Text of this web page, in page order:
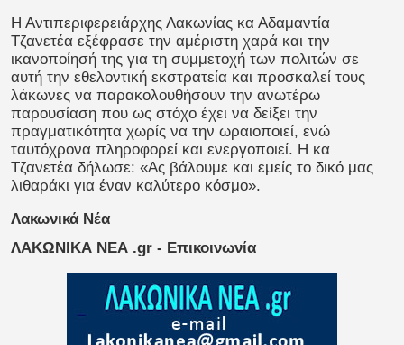
Η Αντιπεριφερειάρχης Λακωνίας κα Αδαμαντία
Τζανετέα εξέφρασε την αμέριστη χαρά και την
ικανοποίησή της για τη συμμετοχή των πολιτών σε
αυτή την εθελοντική εκστρατεία και προσκαλεί τους
λάκωνες να παρακολουθήσουν την ανωτέρω
παρουσίαση που ως στόχο έχει να δείξει την
πραγματικότητα χωρίς να την ωραιοποιεί, ενώ
ταυτόχρονα πληροφορεί και ενεργοποιεί. Η κα
Τζανετέα δήλωσε: «Ας βάλουμε και εμείς το δικό μας
λιθαράκι για έναν καλύτερο κόσμο».
Λακωνικά Νέα
ΛΑΚΩΝΙΚΑ ΝΕΑ .gr - Επικοινωνία